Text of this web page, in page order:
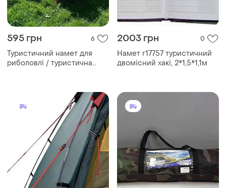
595 грн 6
Туристичний намет для
риболовлі / туристична
2003 грн 0
Намет r17757 туристичний
двомісний хакі, 2*1,5*1,1м